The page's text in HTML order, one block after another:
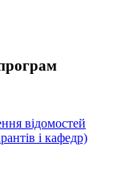
відомостей
і кафедр)